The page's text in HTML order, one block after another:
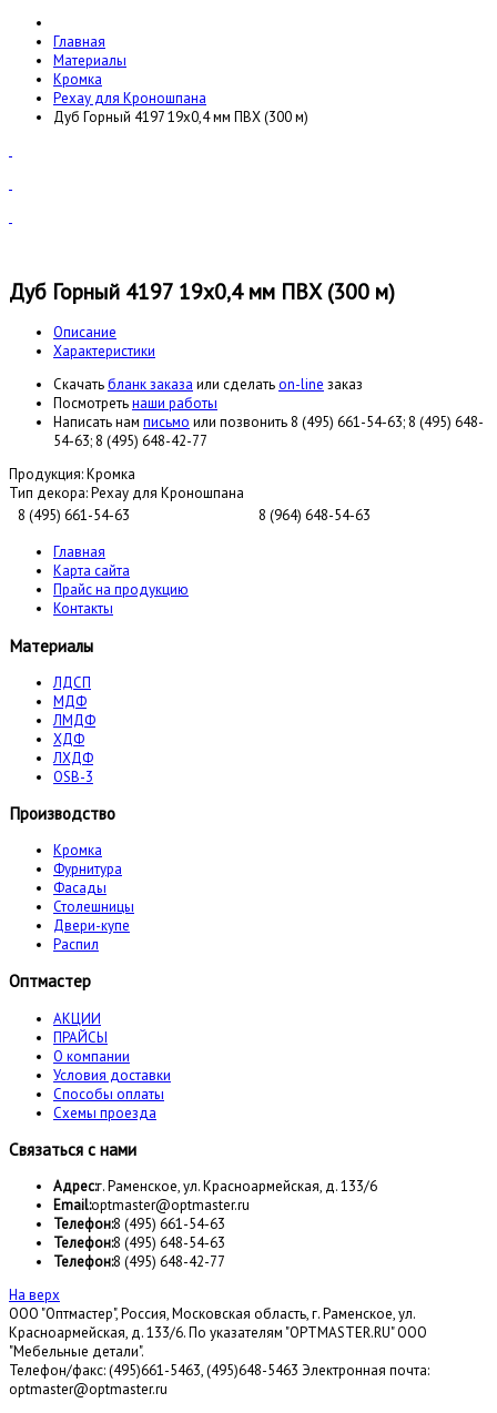
Главная
Материалы
Кромка
Рехау для Кроношпана
Дуб Горный 4197 19x0,4 мм ПВХ (300 м)
Дуб Горный 4197 19x0,4 мм ПВХ (300 м)
Описание
Характеристики
Cкачатьбланк заказа или сделатьon-line заказ
Посмотретьнаши работы
Написать нам письмо или позвонить 8 (495) 661-54-63; 8 (495) 648-
54-63; 8 (495) 648-42-77
Продукция:Кромка
Тип декора:Рехау для Кроношпана
8 (495) 661-54-63
8 (964) 648-54-63
Главная
Карта сайта
Прайс на продукцию
Контакты
Материалы
ЛДСП
МДФ
ЛМДФ
ХДФ
ЛХДФ
OSB-3
Производство
Кромка
Фурнитура
Фасады
Столешницы
Двери-купе
Распил
Оптмастер
АКЦИИ
ПРАЙСЫ
О компании
Условия доставки
Способы оплаты
Схемы проезда
Связаться с нами
Адрес:г. Раменское, ул. Красноармейская, д. 133/6
Email:optmaster@optmaster.ru
Телефон:8 (495) 661-54-63
Телефон:8 (495) 648-54-63
Телефон:8 (495) 648-42-77
На верх
ООО "Оптмастер", Россия, Московская область, г. Раменское, ул.
Красноармейская, д. 133/6. По указателям "OPTMASTER.RU" ООО
"Мебельные детали".
Телефон/факс: (495)661-5463, (495)648-5463 Электронная почта:
optmaster@optmaster.ru